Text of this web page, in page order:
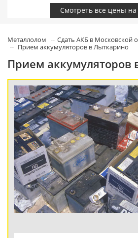
Смотреть все цены на
Металлолом
Сдать АКБ в Московской
Прием аккумуляторов в Лыткарино
Прием аккумуляторов